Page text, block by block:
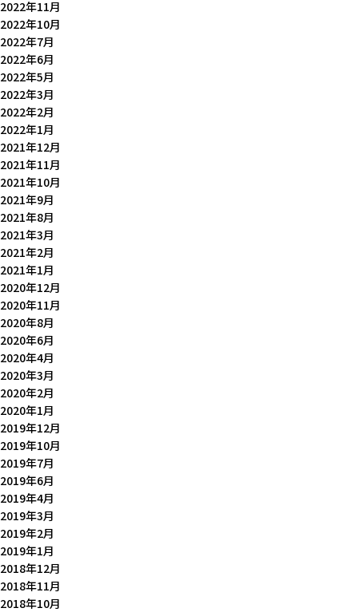
2022年11月
2022年10月
2022年7月
2022年6月
2022年5月
2022年3月
2022年2月
2022年1月
2021年12月
2021年11月
2021年10月
2021年9月
2021年8月
2021年3月
2021年2月
2021年1月
2020年12月
2020年11月
2020年8月
2020年6月
2020年4月
2020年3月
2020年2月
2020年1月
2019年12月
2019年10月
2019年7月
2019年6月
2019年4月
2019年3月
2019年2月
2019年1月
2018年12月
2018年11月
2018年10月